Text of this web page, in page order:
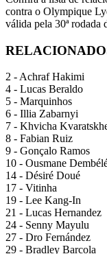
contra o Olympique
válida pela 30ª rodada
2 - Achraf Hakimi
4 - Lucas Beraldo
5 - Marquinhos
6 - Illia Zabarnyi
7 - Khvicha
8 - Fabian Ruiz
9 - Gonçalo Ramos
10 - Ousmane
14 - Désiré Doué
17 - Vitinha
19 - Lee Kang-In
21 - Lucas Hernandez
24 - Senny Mayulu
27 - Dro Fernández
29 - Bradley Barcola